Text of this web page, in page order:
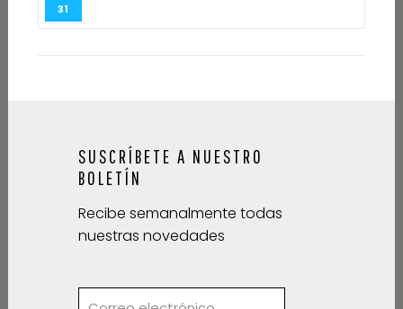
31
SUSCRÍBETE A NUESTRO
BOLETÍN
Recibe semanalmente todas
nuestras novedades